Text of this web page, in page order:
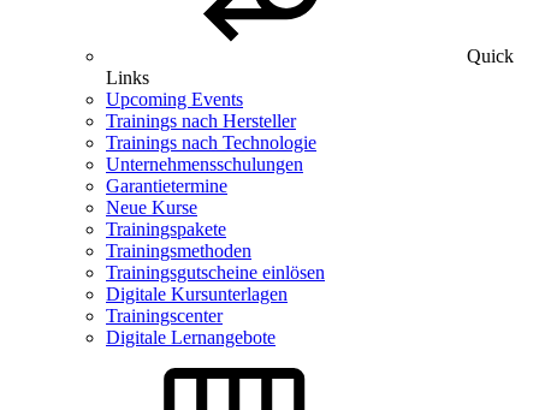
Quick
Links
Upcoming Events
Trainings nach Hersteller
Trainings nach Technologie
Unternehmensschulungen
Garantietermine
Neue Kurse
Trainingspakete
Trainingsmethoden
Trainingsgutscheine einlösen
Digitale Kursunterlagen
Trainingscenter
Digitale Lernangebote